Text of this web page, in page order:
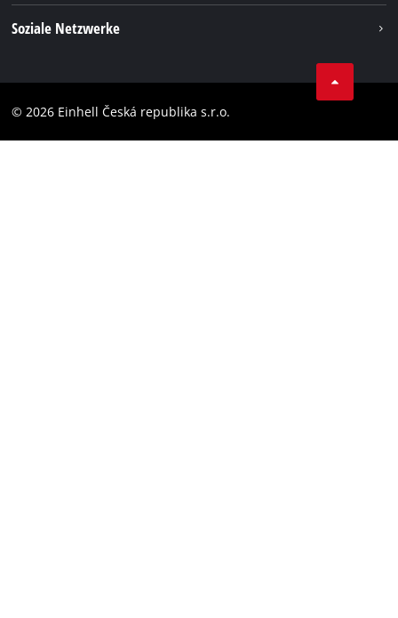
Barrierefreiheits-Erklärung
Soziale Netzwerke
Instagram
© 2026 Einhell Česká republika s.r.o.